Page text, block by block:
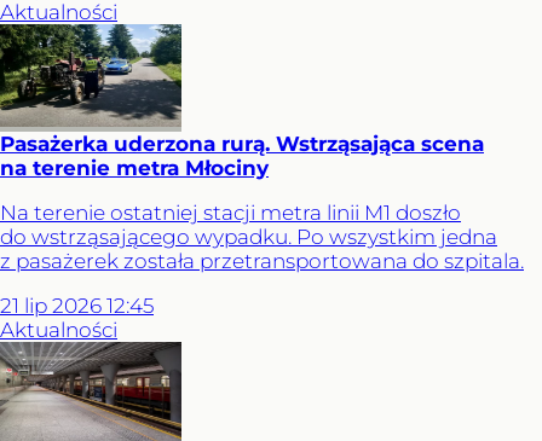
Aktualności
Pasażerka uderzona rurą. Wstrząsająca scena
na terenie metra Młociny
Na terenie ostatniej stacji metra linii M1 doszło
do wstrząsającego wypadku. Po wszystkim jedna
z pasażerek została przetransportowana do szpitala.
21 lip 2026 12:45
Aktualności